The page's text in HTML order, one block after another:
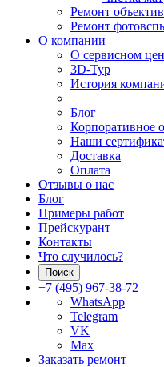
Ремонт
Ремонт
О компании
О сервисном
3D-Тур
История
Блог
Корпоративное
Наши
Доставка
Оплата
Отзывы о нас
Блог
Примеры работ
Прейскурант
Контакты
Что случилось?
Поиск
+7 (495) 967-38-72
WhatsApp
Telegram
VK
Max
Заказать ремонт